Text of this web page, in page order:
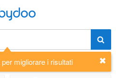
migliorare i risultati